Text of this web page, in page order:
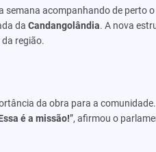
semana acompanhando de perto
da Candangolândia. A nova
região.
da obra para a comunidade.
é a missão!”, afirmou o